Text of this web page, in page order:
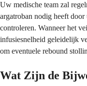
Uw medische team zal
argatroban nodig heeft
controleren. Wanneer het
infusiesnelheid geleidelijk
om eventuele rebound
Wat Zijn de